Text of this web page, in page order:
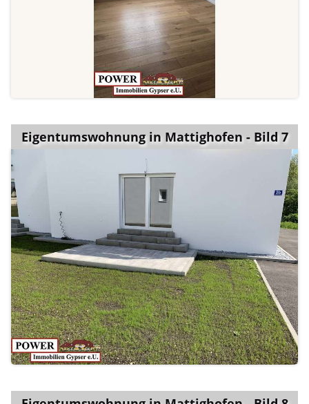
Eigentumswohnung in Mattighofen - Bild 7